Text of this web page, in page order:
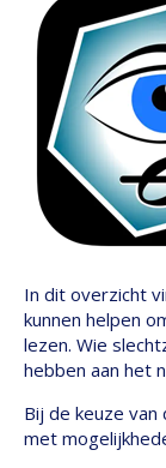
In dit overzicht
kunnen helpen
lezen. Wie
hebben aan het
Bij de keuze
met